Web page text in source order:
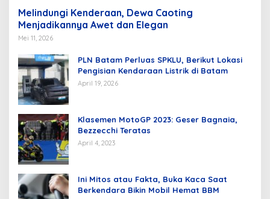
Melindungi Kenderaan, Dewa Caoting
Menjadikannya Awet dan Elegan
Mei 11, 2026
PLN Batam Perluas SPKLU, Berikut Lokasi
Pengisian Kendaraan Listrik di Batam
April 19, 2026
Klasemen MotoGP 2023: Geser Bagnaia,
Bezzecchi Teratas
April 4, 2023
Ini Mitos atau Fakta, Buka Kaca Saat
Berkendara Bikin Mobil Hemat BBM